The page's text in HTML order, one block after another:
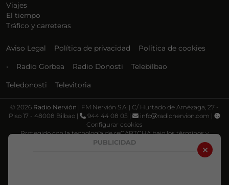
PUBLICIDAD
Viajes
El tiempo
Tráfico y carreteras
Aviso Legal Política de privacidad Política de cookies
• Radio Gorbea Radio Donosti Telebilbao
Teledonosti Televitoria
© 2026 Radio Nervión | FM Nervión S.A. | C/ Hurtado de Amézaga, 27 -
Piso 17 - 48008 Bilbao |
944 44 08 05 | info
radionervion.com |
Configurar cookies
Protegido con la tecnología de reCAPTCHA bajo los términos y
Política de privacidad Términos de servicio